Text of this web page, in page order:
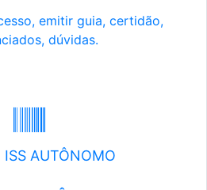
emitir guia, certidão,
dúvidas.
ISS AUTÔNOMO